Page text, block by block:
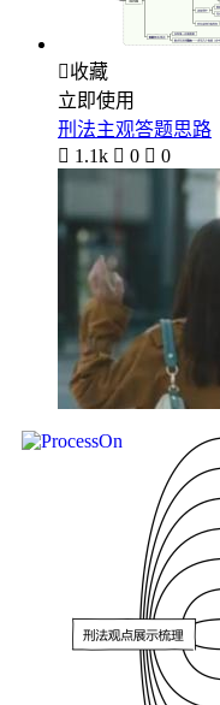
收藏
立即使用
刑法主观答题思路
 1.1k  0  0